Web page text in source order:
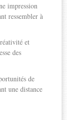
impression
ressembler à
et
des
de
une distance